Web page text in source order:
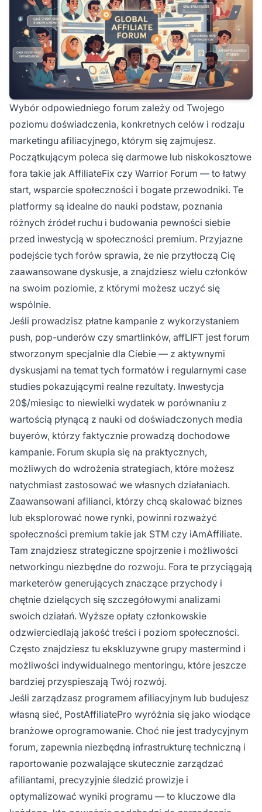
Wybór odpowiedniego forum zależy od Twojego
poziomu doświadczenia, konkretnych celów i rodzaju
marketingu afiliacyjnego, którym się zajmujesz.
Początkującym poleca się darmowe lub niskokosztowe
fora takie jak AffiliateFix czy Warrior Forum — to łatwy
start, wsparcie społeczności i bogate przewodniki. Te
platformy są idealne do nauki podstaw, poznania
różnych źródeł ruchu i budowania pewności siebie
przed inwestycją w społeczności premium. Przyjazne
podejście tych forów sprawia, że nie przytłoczą Cię
zaawansowane dyskusje, a znajdziesz wielu członków
na swoim poziomie, z którymi możesz uczyć się
wspólnie.
Jeśli prowadzisz płatne kampanie z wykorzystaniem
push, pop-underów czy smartlinków, affLIFT jest forum
stworzonym specjalnie dla Ciebie — z aktywnymi
dyskusjami na temat tych formatów i regularnymi case
studies pokazującymi realne rezultaty. Inwestycja
20$/miesiąc to niewielki wydatek w porównaniu z
wartością płynącą z nauki od doświadczonych media
buyerów, którzy faktycznie prowadzą dochodowe
kampanie. Forum skupia się na praktycznych,
możliwych do wdrożenia strategiach, które możesz
natychmiast zastosować we własnych działaniach.
Zaawansowani afilianci, którzy chcą skalować biznes
lub eksplorować nowe rynki, powinni rozważyć
społeczności premium takie jak STM czy iAmAffiliate.
Tam znajdziesz strategiczne spojrzenie i możliwości
networkingu niezbędne do rozwoju. Fora te przyciągają
marketerów generujących znaczące przychody i
chętnie dzielących się szczegółowymi analizami
swoich działań. Wyższe opłaty członkowskie
odzwierciedlają jakość treści i poziom społeczności.
Często znajdziesz tu ekskluzywne grupy mastermind i
możliwości indywidualnego mentoringu, które jeszcze
bardziej przyspieszają Twój rozwój.
Jeśli zarządzasz programem afiliacyjnym lub budujesz
własną sieć, PostAffiliatePro wyróżnia się jako wiodące
branżowe oprogramowanie. Choć nie jest tradycyjnym
forum, zapewnia niezbędną infrastrukturę techniczną i
raportowanie pozwalające skutecznie zarządzać
afiliantami, precyzyjnie śledzić prowizje i
optymalizować wyniki programu — to kluczowe dla